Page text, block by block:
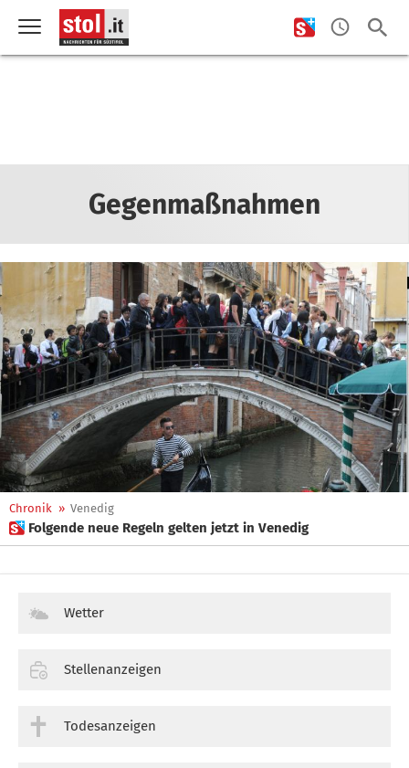
Gegenmaßnahmen
Chronik » Venedig
 Folgende neue Regeln gelten jetzt in Venedig
Wetter
Stellenanzeigen
Todesanzeigen